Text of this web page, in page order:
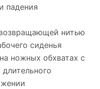
падения
нитью
сиденья
ножных обхватах с